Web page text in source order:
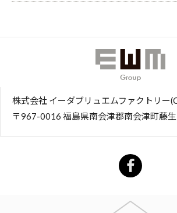
株式会社 イーダブリュエムファクトリー
〒967-0016 福島県南会津郡南会津町藤